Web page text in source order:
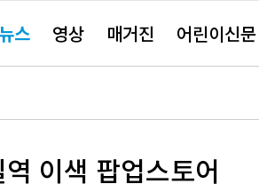
스 영상 매거진 어린이신문
이색 팝업스토어